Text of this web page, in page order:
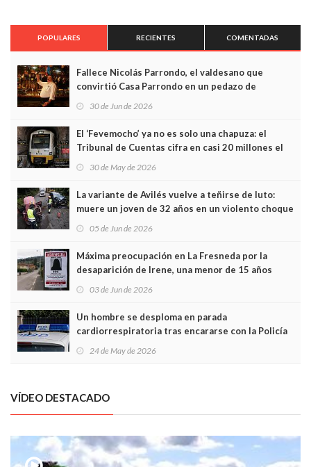
POPULARES RECIENTES COMENTADAS
Fallece Nicolás Parrondo, el valdesano que
convirtió Casa Parrondo en un pedazo de
30 de Jun de 2026
El ‘Fevemocho’ ya no es solo una chapuza: el
Tribunal de Cuentas cifra en casi 20 millones el
30 de May de 2026
La variante de Avilés vuelve a teñirse de luto:
muere un joven de 32 años en un violento choque
05 de Jun de 2026
Máxima preocupación en La Fresneda por la
desaparición de Irene, una menor de 15 años
03 de Jun de 2026
Un hombre se desploma en parada
cardiorrespiratoria tras encararse con la Policía
24 de May de 2026
VÍDEO DESTACADO